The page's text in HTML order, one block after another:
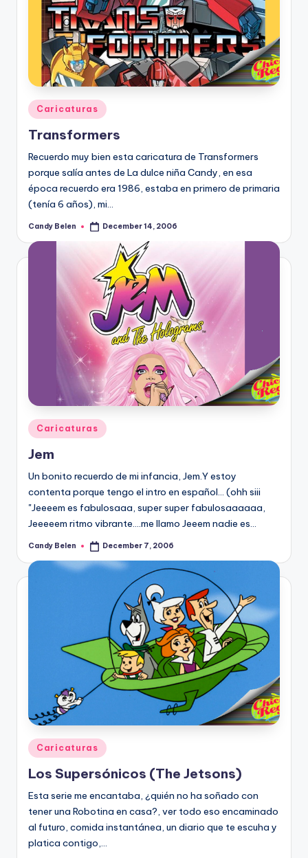
Posted
in
Caricaturas
Transformers
Recuerdo muy bien esta caricatura de Transformers
porque salí­a antes de La dulce niña Candy, en esa
época recuerdo era 1986, estaba en primero de primaria
(tení­a 6 años), mi…
Posted
Candy Belen December 14, 2006
Posted
in
Caricaturas
Jem
Un bonito recuerdo de mi infancia, Jem.Y estoy
contenta porque tengo el intro en español... (ohh siii
"Jeeeem es fabulosaaa, super super fabulosaaaaaa,
Jeeeeem ritmo vibrante....me llamo Jeeem nadie es…
Posted
Candy Belen December 7, 2006
Posted
in
Caricaturas
Los Supersónicos (The Jetsons)
Esta serie me encantaba, ¿quién no ha soñado con
tener una Robotina en casa?, ver todo eso encaminado
al futuro, comida instantánea, un diario que te escuha y
platica contigo,…